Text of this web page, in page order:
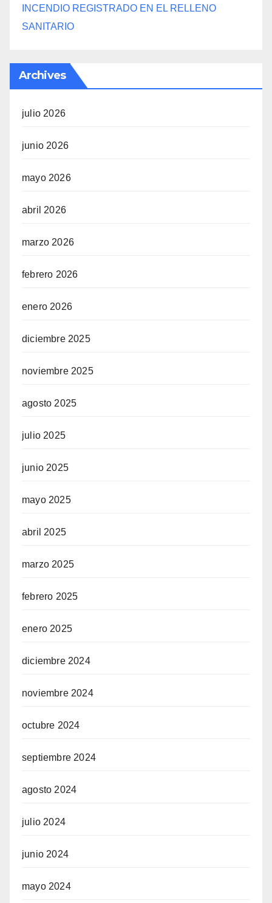
INCENDIO REGISTRADO EN EL RELLENO
SANITARIO
Archives
julio 2026
junio 2026
mayo 2026
abril 2026
marzo 2026
febrero 2026
enero 2026
diciembre 2025
noviembre 2025
agosto 2025
julio 2025
junio 2025
mayo 2025
abril 2025
marzo 2025
febrero 2025
enero 2025
diciembre 2024
noviembre 2024
octubre 2024
septiembre 2024
agosto 2024
julio 2024
junio 2024
mayo 2024